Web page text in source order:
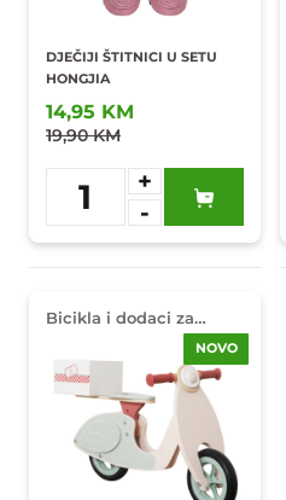
DJEČIJI ŠTITNICI U SETU
HONGJIA
14,95 KM
19,90 KM
1
+
-
Dodaj u
omiljene
Bicikla i dodaci za
NOVO